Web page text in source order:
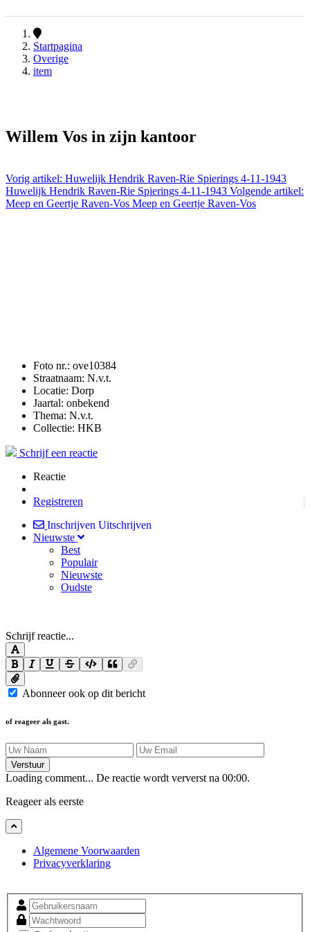
Startpagina
Overige
item
Willem Vos in zijn kantoor
Vorig artikel: Huwelijk Hendrik Raven-Rie Spierings 4-11-1943
Huwelijk Hendrik Raven-Rie Spierings 4-11-1943 Volgende artikel:
Meep en Geertje Raven-Vos Meep en Geertje Raven-Vos
Foto nr.: ove10384
Straatnaam: N.v.t.
Locatie: Dorp
Jaartal: onbekend
Thema: N.v.t.
Collectie: HKB
Schrijf een reactie
Reactie
Registreren
Inschrijven Uitschrijven
Nieuwste
Best
Populair
Nieuwste
Oudste
Schrijf reactie...
Abonneer ook op dit bericht
of reageer als gast.
Verstuur
Loading comment... De reactie wordt ververst na 00:00.
Reageer als eerste
Algemene Voorwaarden
Privacyverklaring